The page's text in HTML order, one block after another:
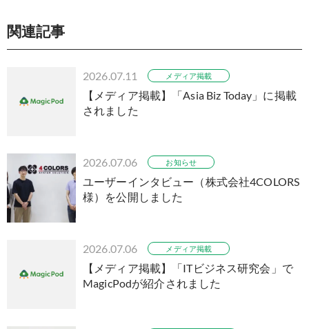
関連記事
2026.07.11 メディア掲載
【メディア掲載】「Asia Biz Today」に掲載
されました
2026.07.06 お知らせ
ユーザーインタビュー（株式会社4COLORS
様）を公開しました
2026.07.06 メディア掲載
【メディア掲載】「ITビジネス研究会」で
MagicPodが紹介されました